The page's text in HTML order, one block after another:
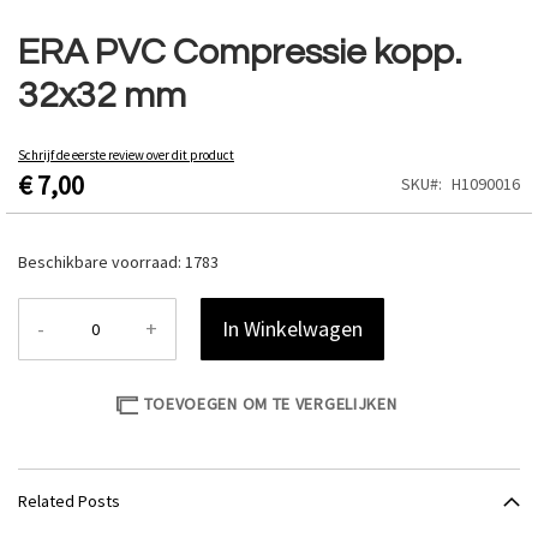
ERA PVC Compressie kopp.
32x32 mm
Schrijf de eerste review over dit product
€ 7,00 SKU H1090016
Beschikbare voorraad: 1783
- + In Winkelwagen
TOEVOEGEN OM TE VERGELIJKEN
naar
het
begin
van
afbeeldingen-
gallerij
Related Posts